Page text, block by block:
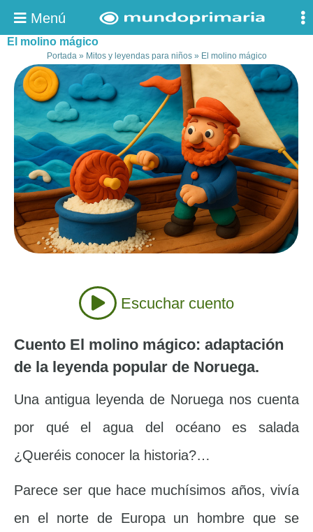
Menú
El molino mágico
Portada» Mitos y leyendas para niños» El molino mágico
Escuchar cuento
Cuento El molino mágico: adaptación
de la leyenda popular de Noruega.
Una antigua leyenda de Noruega nos cuenta
por qué el agua del océano es salada
¿Queréis conocer la historia?…
Parece ser que hace muchísimos años, vivía
en el norte de Europa un hombre que se